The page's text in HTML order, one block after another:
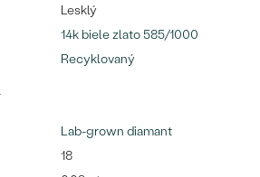
kolekcia
OBJAVIŤ
Lesklý
14k biele zlato 585/1000
Recyklovaný
Lab-grown diamant
18